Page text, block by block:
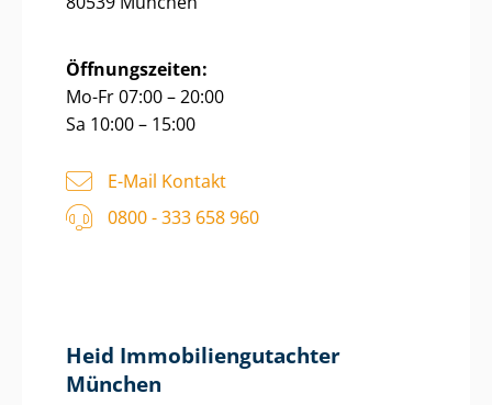
Öffnungszeiten:
Mo-Fr 07:00 – 20:00
Sa 10:00 – 15:00
E-Mail Kontakt
0800 - 333 658 960
Heid Im­mo­bi­li­en­gut­ach­ter
München